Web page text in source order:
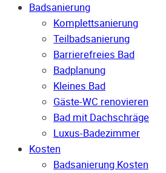
Badsanierung
Komplettsanierung
Teilbadsanierung
Barrierefreies Bad
Badplanung
Kleines Bad
Gäste-WC renovieren
Bad mit Dachschräge
Luxus-Badezimmer
Kosten
Badsanierung Kosten